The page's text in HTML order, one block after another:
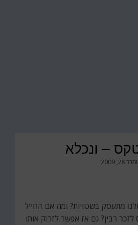
– ונכלא
2009
מתעסק בשטויות? ומה אם החייל
רבין? גם אז אפשר לזרוק אותו